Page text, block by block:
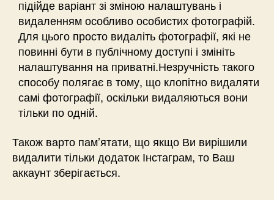
підійде варіант зі зміною налаштувань і
видаленням особливо особистих фотографій.
Для цього просто видаліть фотографії, які не
повинні бути в публічному доступі і змініть
налаштування на приватні.Незручність такого
способу полягає в тому, що клопітно видаляти
самі фотографії, оскільки видаляються вони
тільки по одній.
Також варто пам’ятати, що якщо Ви вирішили
видалити тільки додаток Інстаграм, то Ваш
аккаунт зберігається.